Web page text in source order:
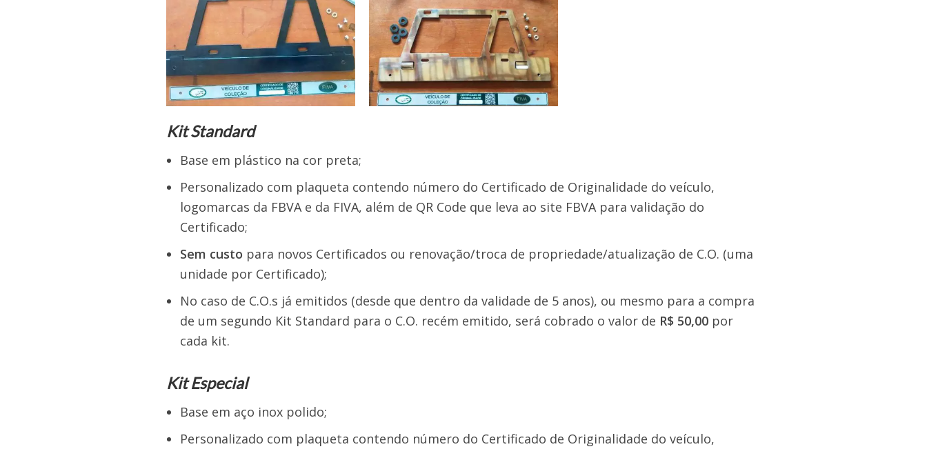
Kit Standard
Base em plástico na cor preta;
Personalizado com plaqueta contendo número do Certificado de Originalidade do veículo,
logomarcas da FBVA e da FIVA, além de QR Code que leva ao site FBVA para validação do
Certificado;
Sem custo para novos Certificados ou renovação/troca de propriedade/atualização de C.O. (uma
unidade por Certificado);
No caso de C.O.s já emitidos (desde que dentro da validade de 5 anos), ou mesmo para a compra
de um segundo Kit Standard para o C.O. recém emitido, será cobrado o valor de R$ 50,00por
cada kit.
Kit Especial
Base em aço inox polido;
Personalizado com plaqueta contendo número do Certificado de Originalidade do veículo,